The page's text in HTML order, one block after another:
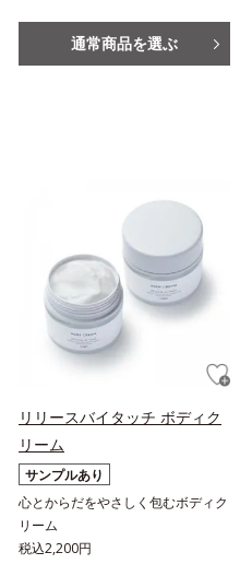
通常商品を選ぶ
リリースバイタッチ ボディク
リーム
サンプルあり
心とからだをやさしく包むボディク
リーム
税込2,200円